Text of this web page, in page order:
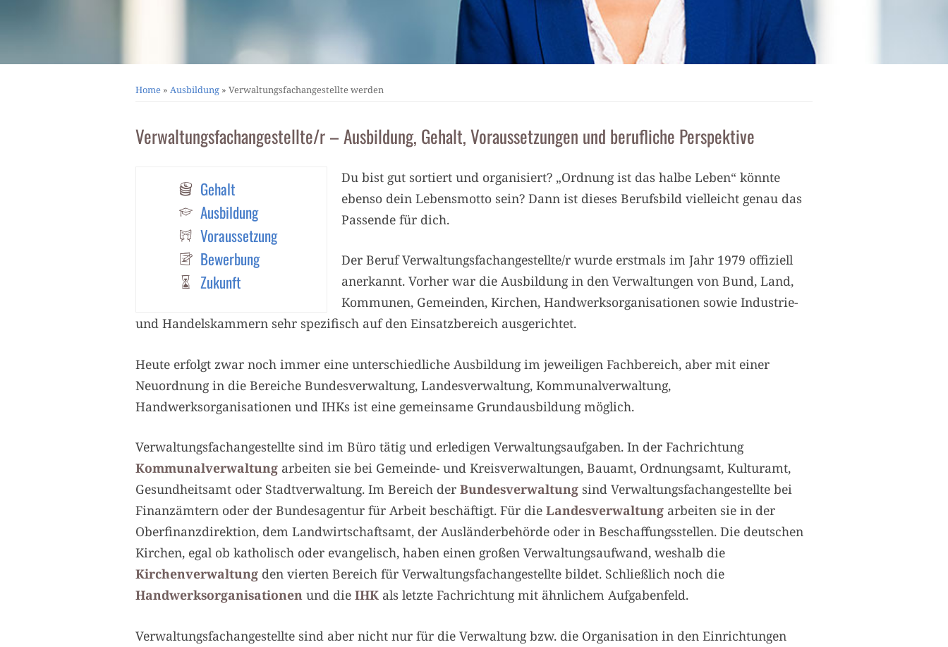
Home » Ausbildung » Verwaltungsfachangestellte werden
Verwaltungsfachangestellte/r – Ausbildung, Gehalt, Voraussetzungen und berufliche Perspektive
Gehalt
Ausbildung
Voraussetzung
Bewerbung
Zukunft
Du bist gut sortiert und organisiert? „Ordnung ist das halbe Leben“ könnte
ebenso dein Lebensmotto sein? Dann ist dieses Berufsbild vielleicht genau das
Passende für dich.
Der BerufVerwaltungsfachangestellte/r wurde erstmals im Jahr 1979 offiziell
anerkannt. Vorher war die Ausbildung in den Verwaltungen von Bund, Land,
Kommunen, Gemeinden, Kirchen, Handwerksorganisationen sowie Industrie-
und Handelskammern sehr spezifisch auf den Einsatzbereich ausgerichtet.
Heute erfolgt zwar noch immer eine unterschiedliche Ausbildung im jeweiligen Fachbereich, aber mit einer
Neuordnung in die Bereiche Bundesverwaltung, Landesverwaltung, Kommunalverwaltung,
Handwerksorganisationen und IHKs ist eine gemeinsame Grundausbildung möglich.
Verwaltungsfachangestellte sind im Büro tätig und erledigen Verwaltungsaufgaben. In der Fachrichtung
Kommunalverwaltung arbeiten sie bei Gemeinde- und Kreisverwaltungen, Bauamt, Ordnungsamt, Kulturamt,
Gesundheitsamt oder Stadtverwaltung. Im Bereich der Bundesverwaltung sind Verwaltungsfachangestellte bei
Finanzämtern oder der Bundesagentur für Arbeit beschäftigt. Für die Landesverwaltung arbeiten sie in der
Oberfinanzdirektion, dem Landwirtschaftsamt, der Ausländerbehörde oder in Beschaffungsstellen. Die deutschen
Kirchen, egal ob katholisch oder evangelisch, haben einen großen Verwaltungsaufwand, weshalb die
Kirchenverwaltung den vierten Bereich für Verwaltungsfachangestellte bildet. Schließlich noch die
Handwerksorganisationen und die IHK als letzte Fachrichtung mit ähnlichem Aufgabenfeld.
Verwaltungsfachangestellte sind aber nicht nur für die Verwaltung bzw. die Organisation in den Einrichtungen